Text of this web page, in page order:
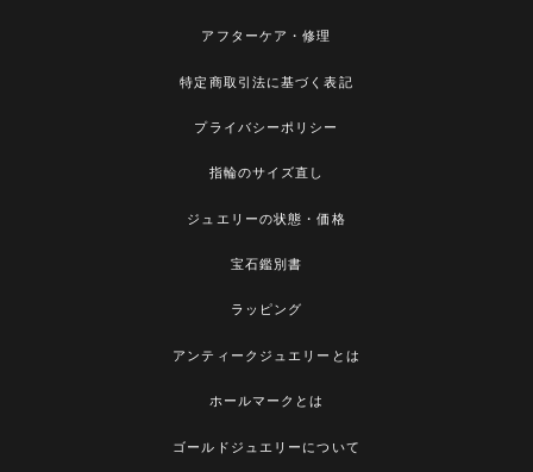
アフターケア・修理
特定商取引法に基づく表記
プライバシーポリシー
指輪のサイズ直し
ジュエリーの状態・価格
宝石鑑別書
ラッピング
アンティークジュエリーとは
ホールマークとは
ゴールドジュエリーについて